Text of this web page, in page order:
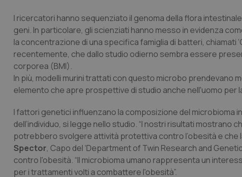
I ricercatori hanno sequenziato il genoma della flora
geni. In particolare, gli scienziati hanno messo in evidenza
la concentrazione di una specifica famiglia di batteri,
recentemente, che dallo studio odierno sembra essere
corporea (BMI).
In più, modelli murini trattati con questo microbo
elemento che apre prospettive di studio anche nell'uomo per
I fattori genetici influenzano la composizione del microbioma
dell’individuo, si legge nello studio. “I nostri risultati
potrebbero svolgere attività protettiva contro l’obesità e che
Spector, Capo del ‘Department of Twin Research and
contro l'obesità. “Il microbioma umano rappresenta un
per i trattamenti volti a combattere l'obesità”.